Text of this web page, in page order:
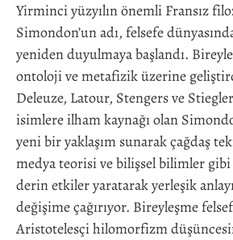
Yirminci yüzyılın önemli Fransız
Simondon’un adı, felsefe
yeniden duyulmaya başlandı.
ontoloji ve metafizik üzerine
Deleuze, Latour, Stengers ve
isimlere ilham kaynağı olan
yeni bir yaklaşım sunarak çağdaş
medya teorisi ve bilişsel bilimler
derin etkiler yaratarak yerleşik
değişime çağırıyor. Bireyleşme
Aristotelesçi hilomorfizm